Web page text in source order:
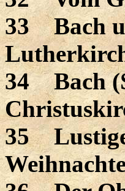
33 Bach
34 Bach
35 Lustige